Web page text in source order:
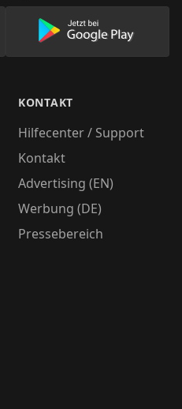
im AppStore herunter
Lade unsere
KONTAKT
Hilfecenter / Support
Kontakt
Advertising (EN)
Werbung (DE)
Pressebereich